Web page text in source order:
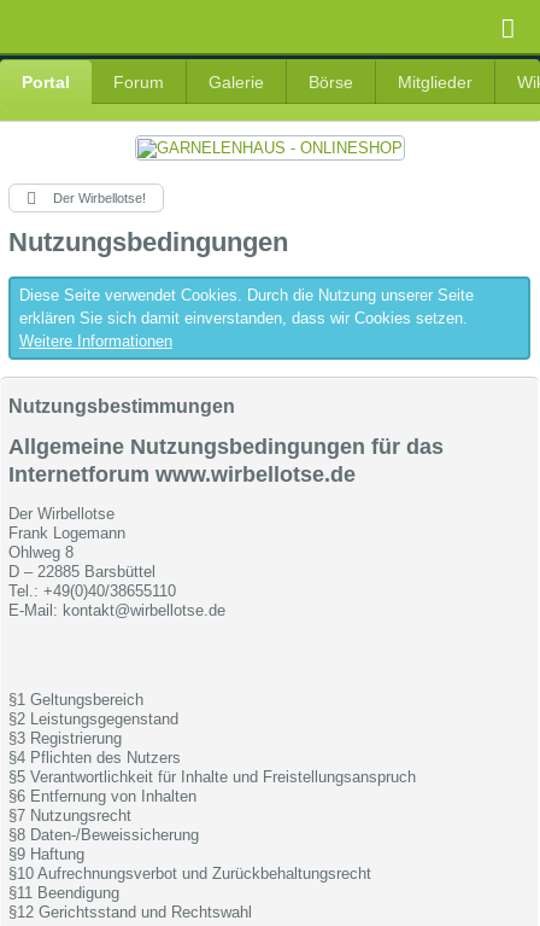
Portal Forum Galerie Börse Mitglieder
Der Wirbellotse!
Nutzungsbedingungen
Diese Seite verwendet Cookies. Durch die Nutzung unserer Seite
erklären Sie sich damit einverstanden, dass wir Cookies setzen.
Weitere Informationen
Nutzungsbestimmungen
Allgemeine Nutzungsbedingungen für das
Internetforum www.wirbellotse.de
Der Wirbellotse
Frank Logemann
Ohlweg 8
D – 22885 Barsbüttel
Tel.: +49(0)40/38655110
E-Mail: kontakt@wirbellotse.de
§1 Geltungsbereich
§2 Leistungsgegenstand
§3 Registrierung
§4 Pflichten des Nutzers
§5 Verantwortlichkeit für Inhalte und Freistellungsanspruch
§6 Entfernung von Inhalten
§7 Nutzungsrecht
§8 Daten-/Beweissicherung
§9 Haftung
§10 Aufrechnungsverbot und Zurückbehaltungsrecht
§11 Beendigung
§12 Gerichtsstand und Rechtswahl